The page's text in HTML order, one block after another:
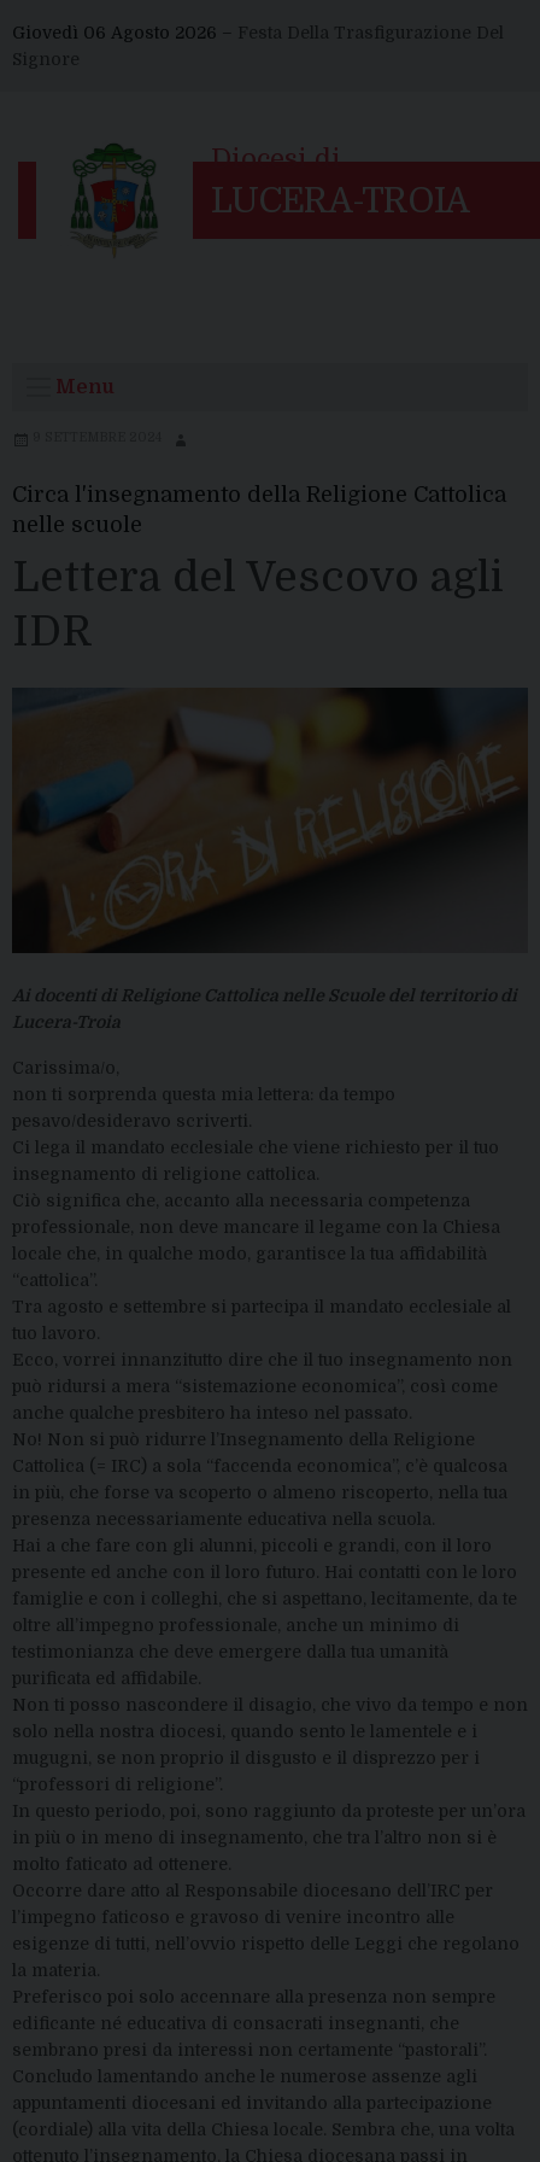
to
content
Giovedì 06 Agosto 2026 – Festa Della Trasfigurazione Del
Signore
Menu
Circa l'insegnamento della Religione Cattolica
nelle scuole
Lettera del Vescovo agli
IDR
Ai docenti di Religione Cattolica nelle Scuole del territorio di
Lucera-Troia
Carissima/o,
non ti sorprenda questa mia lettera: da tempo
pesavo/desideravo scriverti.
Ci lega il mandato ecclesiale che viene richiesto per il tuo
insegnamento di religione cattolica.
Ciò significa che, accanto alla necessaria competenza
professionale, non deve mancare il legame con la Chiesa
locale che, in qualche modo, garantisce la tua affidabilità
“cattolica”.
Tra agosto e settembre si partecipa il mandato ecclesiale al
tuo lavoro.
Ecco, vorrei innanzitutto dire che il tuo insegnamento non
può ridursi a mera “sistemazione economica”, così come
anche qualche presbitero ha inteso nel passato.
No! Non si può ridurre l’Insegnamento della Religione
Cattolica (= IRC) a sola “faccenda economica”, c’è qualcosa
in più, che forse va scoperto o almeno riscoperto, nella tua
presenza necessariamente educativa nella scuola.
Hai a che fare con gli alunni, piccoli e grandi, con il loro
presente ed anche con il loro futuro. Hai contatti con le loro
famiglie e con i colleghi, che si aspettano, lecitamente, da te
oltre all’impegno professionale, anche un minimo di
testimonianza che deve emergere dalla tua umanità
purificata ed affidabile.
Non ti posso nascondere il disagio, che vivo da tempo e non
solo nella nostra diocesi, quando sento le lamentele e i
mugugni, se non proprio il disgusto e il disprezzo per i
“professori di religione”.
In questo periodo, poi, sono raggiunto da proteste per un’ora
in più o in meno di insegnamento, che tra l’altro non si è
molto faticato ad ottenere.
Occorre dare atto al Responsabile diocesano dell’IRC per
l’impegno faticoso e gravoso di venire incontro alle
esigenze di tutti, nell’ovvio rispetto delle Leggi che regolano
la materia.
Preferisco poi solo accennare alla presenza non sempre
edificante né educativa di consacrati insegnanti, che
sembrano presi da interessi non certamente “pastorali”.
Concludo lamentando anche le numerose assenze agli
appuntamenti diocesani ed invitando alla partecipazione
(cordiale) alla vita della Chiesa locale. Sembra che, una volta
ottenuto l’insegnamento, la Chiesa diocesana passi in